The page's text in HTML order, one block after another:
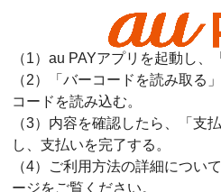
（1）au PAYアプリを起動し、
（2）「バーコードを読み取る
コードを読み込む。
（3）内容を確認したら、「支
し、支払いを完了する。
（4）ご利用方法の詳細につい
ージをご覧ください。